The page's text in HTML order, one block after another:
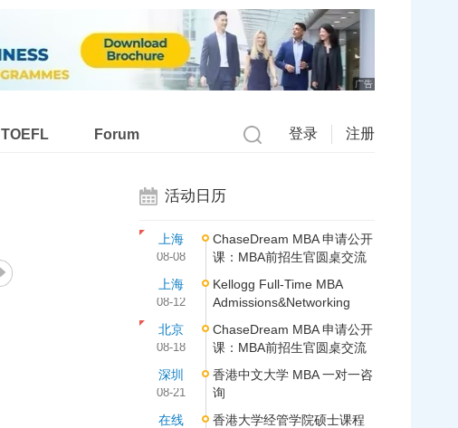
广告
TOEFL Forum 登录 注册
活动日历
上海
08-08
ChaseDream MBA 申请公开
课：MBA前招生官圆桌交流
上海
08-12
Kellogg Full-Time MBA
Admissions&Networking
北京
08-18
ChaseDream MBA 申请公开
课：MBA前招生官圆桌交流
深圳
08-21
香港中文大学 MBA 一对一咨
询
在线
香港大学经管学院硕士课程